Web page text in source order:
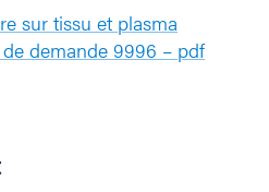
sur tissu et plasma
demande 9996 – pdf